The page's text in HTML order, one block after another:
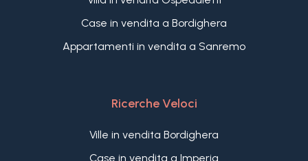
Case in vendita a Bordighera
Appartamenti in vendita a Sanremo
Ricerche Veloci
Ville in vendita Bordighera
Case in vendita a Imperia